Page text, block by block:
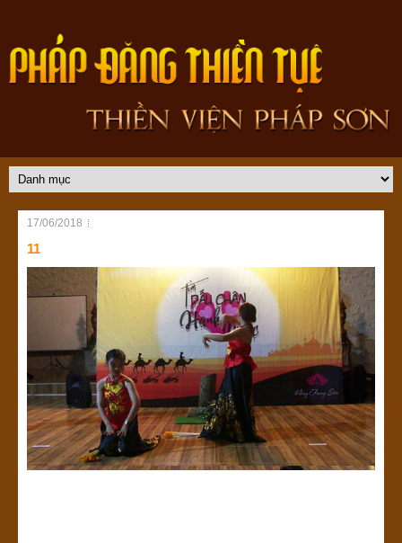
17/06/2018
11